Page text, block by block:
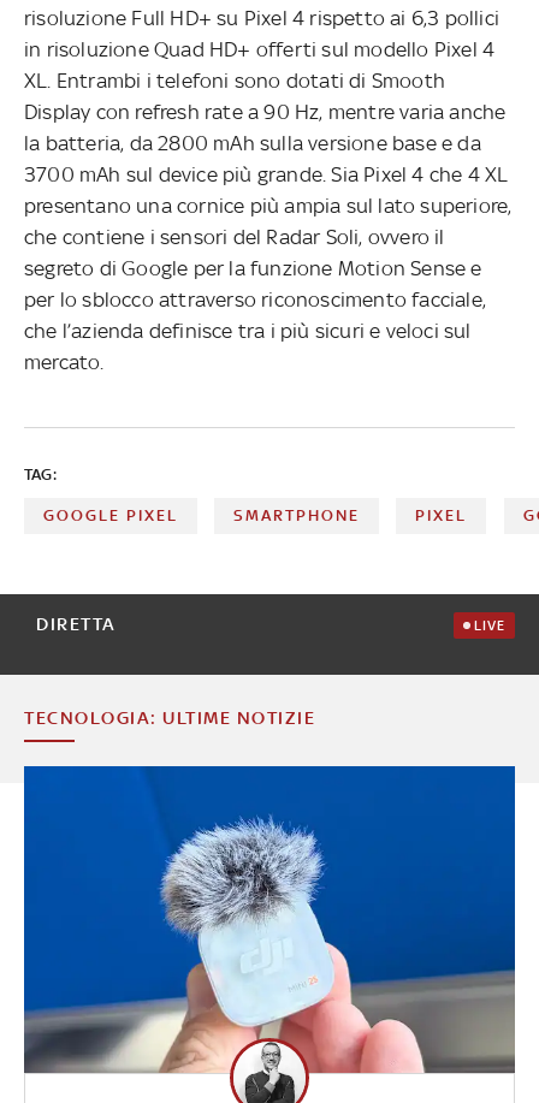
risoluzione Full HD+ su Pixel 4 rispetto ai 6,3 pollici
in risoluzione Quad HD+ offerti sul modello Pixel 4
XL. Entrambi i telefoni sono dotati di Smooth
Display con refresh rate a 90 Hz, mentre varia anche
la batteria, da 2800 mAh sulla versione base e da
3700 mAh sul device più grande. Sia Pixel 4 che 4 XL
presentano una cornice più ampia sul lato superiore,
che contiene i sensori del Radar Soli, ovvero il
segreto di Google per la funzione Motion Sense e
per lo sblocco attraverso riconoscimento facciale,
che l’azienda definisce tra i più sicuri e veloci sul
mercato.
TAG:
GOOGLE PIXEL SMARTPHONE PIXEL
DIRETTA LIVE
TECNOLOGIA: ULTIME NOTIZIE